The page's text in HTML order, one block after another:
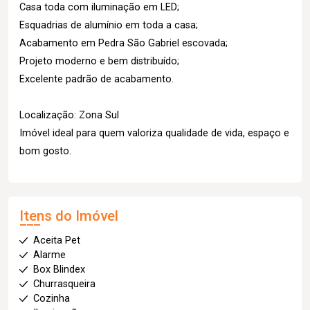
Casa toda com iluminação em LED;
Esquadrias de alumínio em toda a casa;
Acabamento em Pedra São Gabriel escovada;
Projeto moderno e bem distribuído;
Excelente padrão de acabamento.
Localização: Zona Sul
Imóvel ideal para quem valoriza qualidade de vida, espaço e
bom gosto.
Itens do Imóvel
Aceita Pet
Alarme
Box Blindex
Churrasqueira
Cozinha